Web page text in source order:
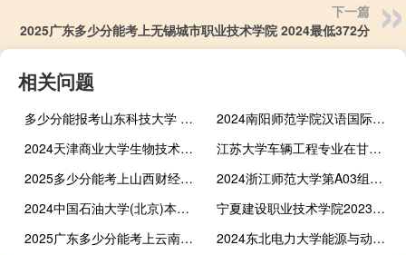
下一篇
2025广东多少分能考上无锡城市职业技术学院 2024最低372分
相关问题
多少分能报考山东科技大学 湖南历年最低499分 附湖南2023-2024历年分数
2024南阳师范学院汉语国际教育专业各省录取分数线
2024天津商业大学生物技术专业在贵州哪个专业分数线最低
江苏大学车辆工程专业在甘肃录取分数线(2022高考最低474分)
2025多少分能考上山西财经大学行政管理专业 2024最低367分
2024浙江师范大学第A03组美术与设计类专业各省录取分数线
2024中国石油大学(北京)本科一批预科分专业录取分数线
宁夏建设职业技术学院2023在陕西分数线和最低录取位次统计
2025广东多少分能考上云南新兴职业学院 2024最低353分
2024东北电力大学能源与动力工程在贵州录取最低分和录取人数 最低578分